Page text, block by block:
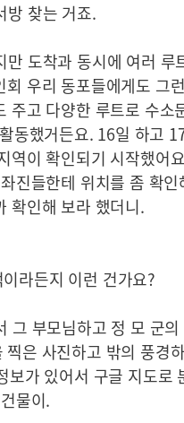
찾는 거죠.
도착과 동시에 여러 루
회 우리 동포들에게도 그
주고 다양한 루트로 수
동했거든요. 16일 하고
역이 확인되기 시작했어
진들한테 위치를 좀 확
확인해 보라 했더니.
라든지 이런 건가요?
그 부모님하고 정 모 군
찍은 사진하고 밖의 풍경
보가 있어서 구글 지도로
물이.